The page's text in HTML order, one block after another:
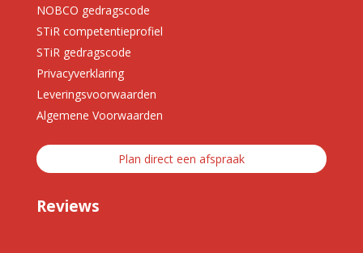
NOBCO gedragscode
STiR competentieprofiel
STiR gedragscode
Privacyverklaring
Leveringsvoorwaarden
Algemene Voorwaarden
Plan direct een afspraak
Reviews